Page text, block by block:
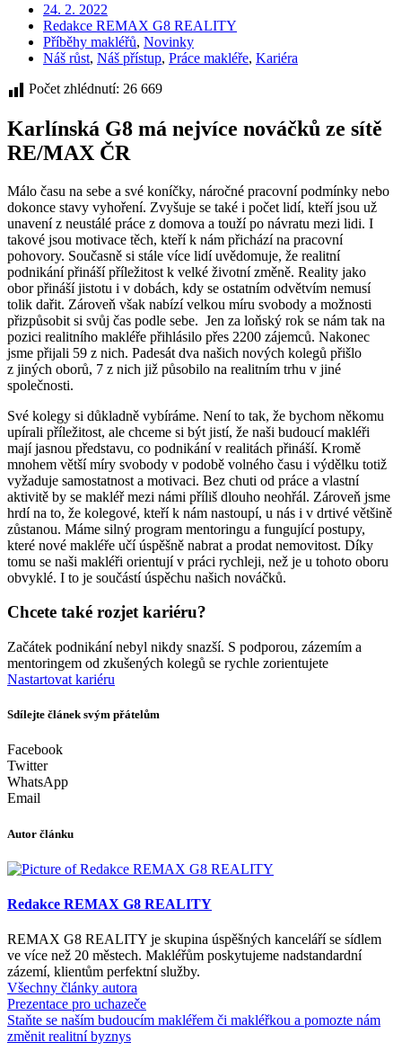
24. 2. 2022
Redakce REMAX G8 REALITY
Příběhy makléřů, Novinky
Náš růst, Náš přístup, Práce makléře, Kariéra
Počet zhlédnutí: 26 669
Karlínská G8 má nejvíce nováčků ze sítě
RE/MAX ČR
Málo času na sebe a své koníčky, náročné pracovní podmínky nebo
dokonce stavy vyhoření. Zvyšuje se také i počet lidí, kteří jsou už
unavení z neustálé práce z domova a touží po návratu mezi lidi. I
takové jsou motivace těch, kteří k nám přichází na pracovní
pohovory. Současně si stále více lidí uvědomuje, že realitní
podnikání přináší příležitost k velké životní změně. Reality jako
obor přináší jistotu i v dobách, kdy se ostatním odvětvím nemusí
tolik dařit. Zároveň však nabízí velkou míru svobody a možnosti
přizpůsobit si svůj čas podle sebe. Jen za loňský rok se nám tak na
pozici realitního makléře přihlásilo přes 2200 zájemců. Nakonec
jsme přijali 59 z nich. Padesát dva našich nových kolegů přišlo
z jiných oborů, 7 z nich již působilo na realitním trhu v jiné
společnosti.
Své kolegy si důkladně vybíráme. Není to tak, že bychom někomu
upírali příležitost, ale chceme si být jistí, že naši budoucí makléři
mají jasnou představu, co podnikání v realitách přináší. Kromě
mnohem větší míry svobody v podobě volného času i výdělku totiž
vyžaduje samostatnost a motivaci. Bez chuti od práce a vlastní
aktivitě by se makléř mezi námi příliš dlouho neohřál. Zároveň jsme
hrdí na to, že kolegové, kteří k nám nastoupí, u nás i v drtivé většině
zůstanou. Máme silný program mentoringu a fungující postupy,
které nové makléře učí úspěšně nabrat a prodat nemovitost. Díky
tomu se naši makléři orientují v práci rychleji, než je u tohoto oboru
obvyklé. I to je součástí úspěchu našich nováčků.
Chcete také rozjet kariéru?
Začátek podnikání nebyl nikdy snazší. S podporou, zázemím a
mentoringem od zkušených kolegů se rychle zorientujete
Nastartovat kariéru
Sdílejte článek svým přátelům
Facebook
Twitter
WhatsApp
Email
Autor článku
Redakce REMAX G8 REALITY
REMAX G8 REALITY je skupina úspěšných kanceláří se sídlem
ve více než 20 městech. Makléřům poskytujeme nadstandardní
zázemí, klientům perfektní služby.
Všechny články autora
Prezentace pro uchazeče
Staňte se naším budoucím makléřem či makléřkou a pomozte nám
změnit realitní byznys